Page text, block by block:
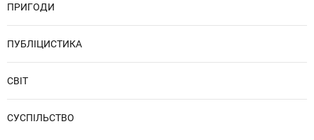
ПРИГОДИ
ПУБЛІЦИСТИКА
СВІТ
СУСПІЛЬСТВО